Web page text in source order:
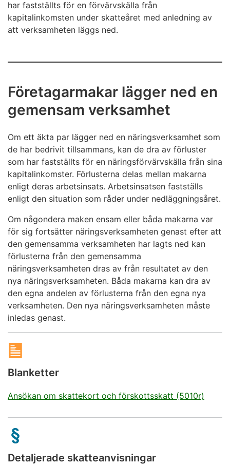
har fastställts för en förvärvskälla från
kapitalinkomsten under skatteåret med anledning av
att verksamheten läggs ned.
Företagarmakar lägger ned en
gemensam verksamhet
Om ett äkta par lägger ned en näringsverksamhet som
de har bedrivit tillsammans, kan de dra av förluster
som har fastställts för en näringsförvärvskälla från sina
kapitalinkomster. Förlusterna delas mellan makarna
enligt deras arbetsinsats. Arbetsinsatsen fastställs
enligt den situation som råder under nedläggningsåret.
Om någondera maken ensam eller båda makarna var
för sig fortsätter näringsverksamheten genast efter att
den gemensamma verksamheten har lagts ned kan
förlusterna från den gemensamma
näringsverksamheten dras av från resultatet av den
nya näringsverksamheten. Båda makarna kan dra av
den egna andelen av förlusterna från den egna nya
verksamheten. Den nya näringsverksamheten måste
inledas genast.
Blanketter
Ansökan om skattekort och förskottsskatt (5010r)
Detaljerade skatteanvisningar